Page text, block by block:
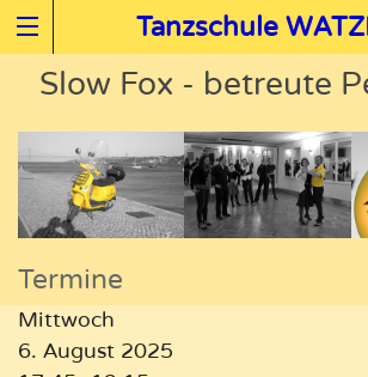
Tanzschule
Slow Fox - betreute
Termine
Mittwoch
6. August 2025